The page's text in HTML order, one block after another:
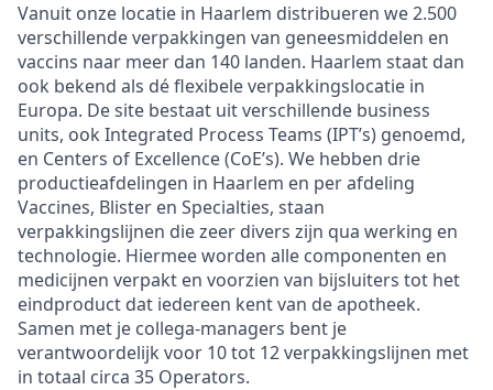
Vanuit onze locatie in Haarlem distribueren we 2.500
verschillende verpakkingen van geneesmiddelen en
vaccins naar meer dan 140 landen. Haarlem staat dan
ook bekend als dé flexibele verpakkingslocatie in
Europa. De site bestaat uit verschillende business
units, ook Integrated Process Teams (IPT’s) genoemd,
en Centers of Excellence (CoE’s). We hebben drie
productieafdelingen in Haarlem en per afdeling
Vaccines, Blister en Specialties, staan
verpakkingslijnen die zeer divers zijn qua werking en
technologie. Hiermee worden alle componenten en
medicijnen verpakt en voorzien van bijsluiters tot het
eindproduct dat iedereen kent van de apotheek.
Samen met je collega-managers bent je
verantwoordelijk voor 10 tot 12 verpakkingslijnen met
in totaal circa 35 Operators.